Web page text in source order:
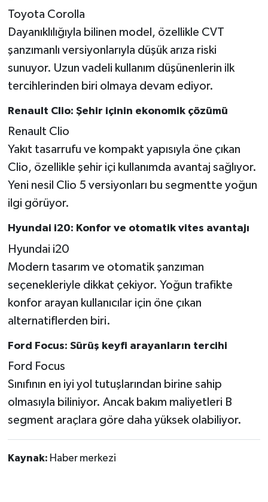
Toyota Corolla
Dayanıklılığıyla bilinen model, özellikle CVT
şanzımanlı versiyonlarıyla düşük arıza riski
sunuyor. Uzun vadeli kullanım düşünenlerin ilk
tercihlerinden biri olmaya devam ediyor.
Renault Clio: Şehir içinin ekonomik çözümü
Renault Clio
Yakıt tasarrufu ve kompakt yapısıyla öne çıkan
Clio, özellikle şehir içi kullanımda avantaj sağlıyor.
Yeni nesil Clio 5 versiyonları bu segmentte yoğun
ilgi görüyor.
Hyundai i20: Konfor ve otomatik vites avantajı
Hyundai i20
Modern tasarım ve otomatik şanzıman
seçenekleriyle dikkat çekiyor. Yoğun trafikte
konfor arayan kullanıcılar için öne çıkan
alternatiflerden biri.
Ford Focus: Sürüş keyfi arayanların tercihi
Ford Focus
Sınıfının en iyi yol tutuşlarından birine sahip
olmasıyla biliniyor. Ancak bakım maliyetleri B
segment araçlara göre daha yüksek olabiliyor.
Kaynak: Haber merkezi